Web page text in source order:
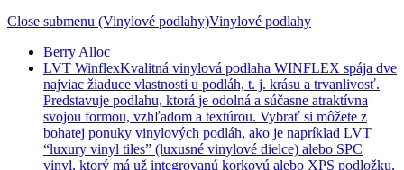
Close submenu (Vinylové podlahy)Vinylové podlahy
Berry Alloc
LVT WinflexKvalitná vinylová podlaha WINFLEX spája dve
najviac žiaduce vlastnosti u podláh, t. j. krásu a trvanlivosť.
Predstavuje podlahu, ktorá je odolná a súčasne atraktívna
svojou formou, vzhľadom a textúrou. Vybrať si môžete z
bohatej ponuky vinylových podláh, ako je napríklad LVT
“luxury vinyl tiles” (luxusné vinylové dielce) alebo SPC
vinyl, ktorý má už integrovanú korkovú alebo XPS podložku,